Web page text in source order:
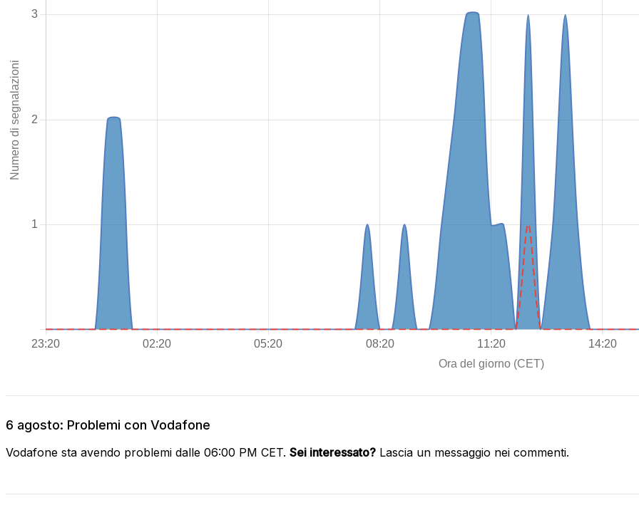
6 agosto: Problemi con Vodafone
Vodafone sta avendo problemi dalle 06:00 PM CET. Sei interessato? Lascia un messaggio nei commenti.